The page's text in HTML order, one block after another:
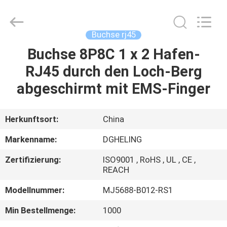
HAUS
PRODUKTE
ÜBER
UNS
FABRIK-
AUSFLUG
QUALITÄTSKONTROLLE
Rights
Buchse rj45
Buchse 8P8C 1 x 2 Hafen-
RJ45 durch den Loch-Berg
abgeschirmt mit EMS-Finger
Herkunftsort:
China
Markenname:
DGHELING
Zertifizierung:
ISO9001 , RoHS , UL , CE ,
REACH
Modellnummer:
MJ5688-B012-RS1
Min Bestellmenge:
1000